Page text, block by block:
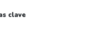
clave